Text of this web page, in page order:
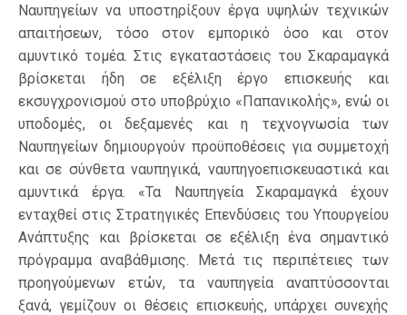
Ναυπηγείων να υποστηρίξουν έργα υψηλών τεχνικών
απαιτήσεων, τόσο στον εμπορικό όσο και στον
αμυντικό τομέα. Στις εγκαταστάσεις του Σκαραμαγκά
βρίσκεται ήδη σε εξέλιξη έργο επισκευής και
εκσυγχρονισμού στο υποβρύχιο «Παπανικολής», ενώ οι
υποδομές, οι δεξαμενές και η τεχνογνωσία των
Ναυπηγείων δημιουργούν προϋποθέσεις για συμμετοχή
και σε σύνθετα ναυπηγικά, ναυπηγοεπισκευαστικά και
αμυντικά έργα. «Τα Ναυπηγεία Σκαραμαγκά έχουν
ενταχθεί στις Στρατηγικές Επενδύσεις του Υπουργείου
Ανάπτυξης και βρίσκεται σε εξέλιξη ένα σημαντικό
πρόγραμμα αναβάθμισης. Μετά τις περιπέτειες των
προηγούμενων ετών, τα ναυπηγεία αναπτύσσονται
ξανά, γεμίζουν οι θέσεις επισκευής, υπάρχει συνεχής